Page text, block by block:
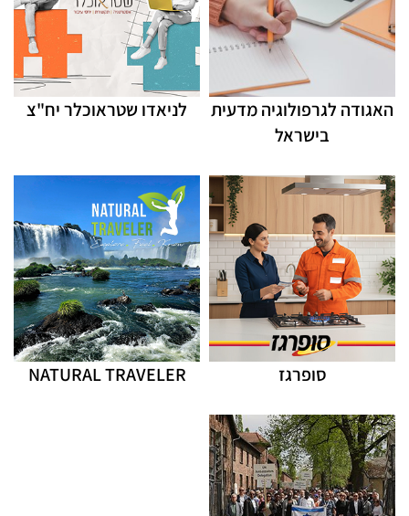
האגודה לגרפולוגיה מדעית
בישראל
לניאדו שטראוכלר יח"צ
סופרגז NATURAL TRAVELER